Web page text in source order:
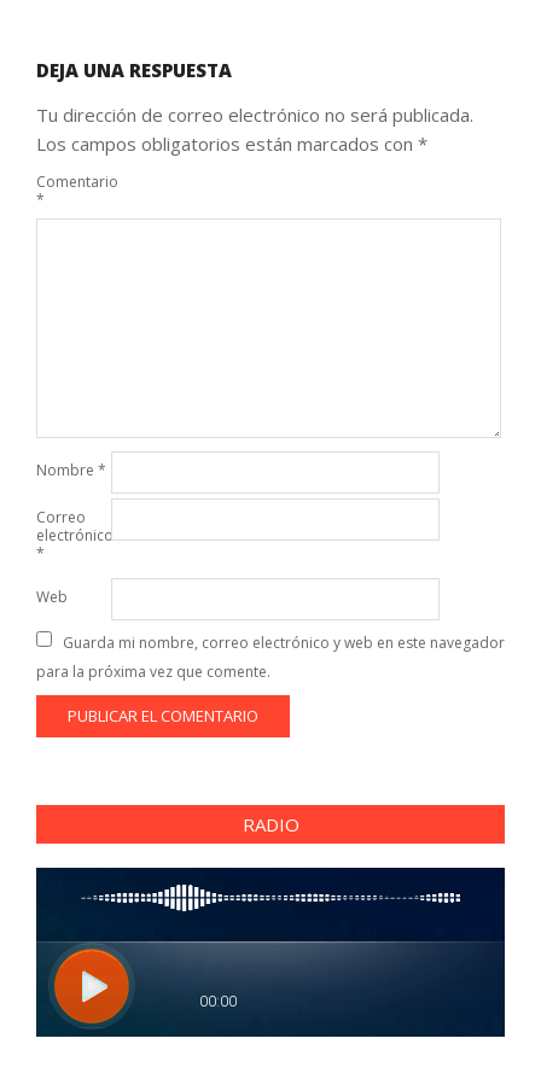
DEJA UNA RESPUESTA
Tu dirección de correo electrónico no será publicada.
Los campos obligatorios están marcados con *
Comentario
*
Nombre *
Correo
electrónico
*
Web
Guarda mi nombre, correo electrónico y web en este navegador
para la próxima vez que comente.
RADIO